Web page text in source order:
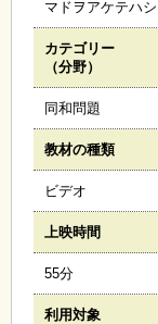
設
約
い
マドヲアケテハ
カテゴリー
（分野）
同和問題
教材の種類
ビデオ
上映時間
55分
利用対象